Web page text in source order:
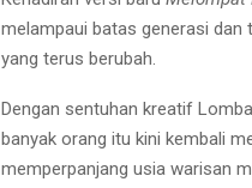
melampaui batas generasi dan
yang terus berubah.
Dengan sentuhan kreatif
banyak orang itu kini kembali
memperpanjang usia warisan